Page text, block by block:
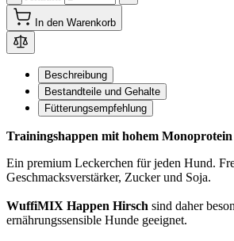
In den Warenkorb
Beschreibung
Bestandteile und Gehalte
Fütterungsempfehlung
Trainingshappen mit hohem
Ein premium Leckerchen für jeden Hund.
Geschmacksverstärker, Zucker und Soja.
WuffiMIX Happen Hirsch sind daher
ernährungssensible Hunde geeignet.